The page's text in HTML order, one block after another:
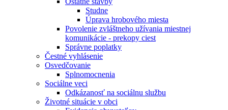
Studne
Úprava hrobového miesta
Povolenie zvláštneho užívania miestnej
komunikácie - prekopy ciest
Správne poplatky
Čestné vyhlásenie
Osvedčovanie
Splnomocnenia
Sociálne veci
Odkázanosť na sociálnu službu
Životné situácie v obci